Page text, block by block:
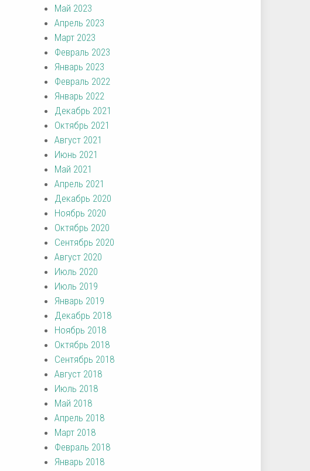
Май 2023
Апрель 2023
Март 2023
Февраль 2023
Январь 2023
Февраль 2022
Январь 2022
Декабрь 2021
Октябрь 2021
Август 2021
Июнь 2021
Май 2021
Апрель 2021
Декабрь 2020
Ноябрь 2020
Октябрь 2020
Сентябрь 2020
Август 2020
Июль 2020
Июль 2019
Январь 2019
Декабрь 2018
Ноябрь 2018
Октябрь 2018
Сентябрь 2018
Август 2018
Июль 2018
Май 2018
Апрель 2018
Март 2018
Февраль 2018
Январь 2018